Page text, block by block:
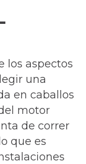
los aspectos
una
en caballos
motor
de correr
que es